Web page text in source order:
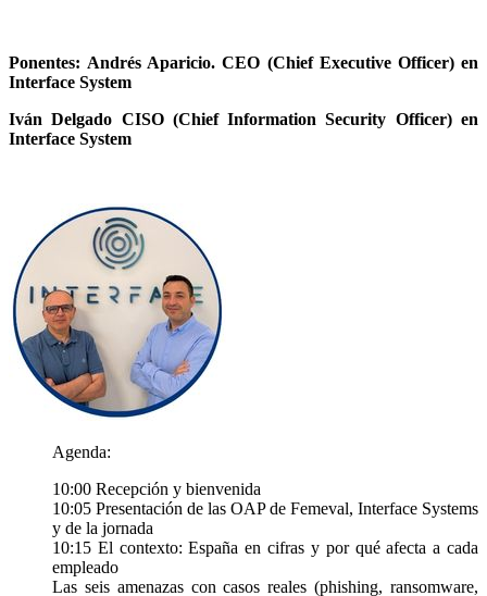
Ponentes: Andrés Aparicio. CEO (Chief Executive Officer) en
Interface System
Iván Delgado CISO (Chief Information Security Officer) en
Interface System
Agenda:
10:00 Recepción y bienvenida
10:05 Presentación de las OAP de Femeval, Interface Systems
y de la jornada
10:15 El contexto: España en cifras y por qué afecta a cada
empleado
Las seis amenazas con casos reales (phishing, ransomware,